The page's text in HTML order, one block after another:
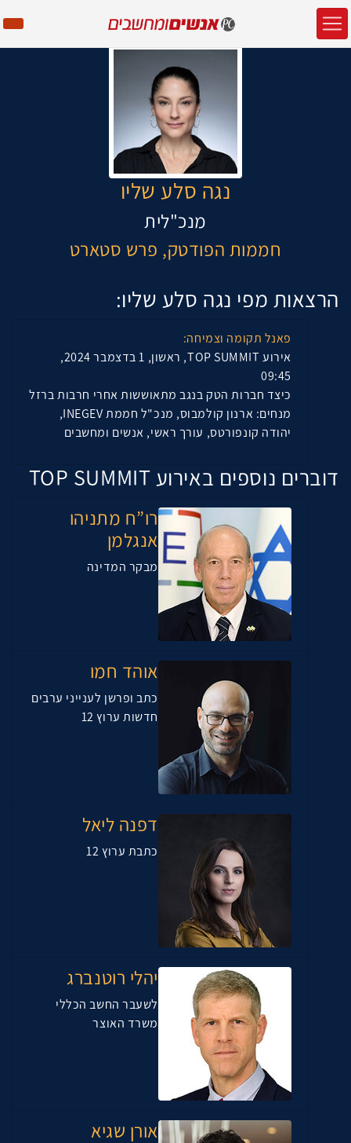
נגה סלע שליו
מנכ"לית
חממות הפודטק, פרש סטארט
הרצאות מפי נגה סלע שליו:
פאנל תקומה וצמיחה:
אירוע TOP SUMMIT, ראשון, 1 בדצמבר 2024,
09:45
כיצד חברות הטק בנגב מתאוששות אחרי חרבות ברזל
מנחים: ארנון קולמבוס, מנכ"ל חממת INEGEV,
יהודה קונפורטס, עורך ראשי, אנשים ומחשבים
דוברים נוספים באירוע TOP SUMMIT
רו”ח מתניהו
אנגלמן
מבקר המדינה
אוהד חמו
כתב ופרשן לענייני ערבים
חדשות ערוץ 12
דפנה ליאל
כתבת ערוץ 12
יהלי רוטנברג
לשעבר החשב הכללי
משרד האוצר
אורן שגיא